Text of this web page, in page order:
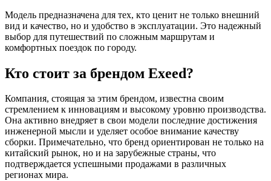
Модель предназначена для тех, кто ценит не только внешний
вид и качество, но и удобство в эксплуатации. Это надежный
выбор для путешествий по сложным маршрутам и
комфортных поездок по городу.
Кто стоит за брендом Exeed?
Компания, стоящая за этим брендом, известна своим
стремлением к инновациям и высокому уровню производства.
Она активно внедряет в свои модели последние достижения
инженерной мысли и уделяет особое внимание качеству
сборки. Примечательно, что бренд ориентирован не только на
китайский рынок, но и на зарубежные страны, что
подтверждается успешными продажами в различных
регионах мира.